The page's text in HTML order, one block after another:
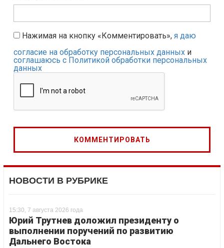
Нажимая на кнопку «Комментировать», я даю
согласие на обработку персональных данных и
соглашаюсь с Политикой обработки персональных
данных
НОВОСТИ В РУБРИКЕ
15:30, 7 августа 2026 года
Юрий Трутнев доложил президенту о
выполнении поручений по развитию
Дальнего Востока